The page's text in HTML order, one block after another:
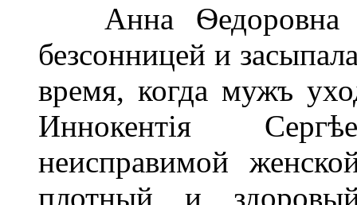
Анна Ѳедоровна
безсонницей и
время, когда мужъ
Иннокентія
неисправимой
плотный и